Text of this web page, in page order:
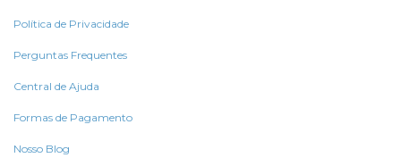
Política de Privacidade
Perguntas Frequentes
Central de Ajuda
Formas de Pagamento
Nosso Blog